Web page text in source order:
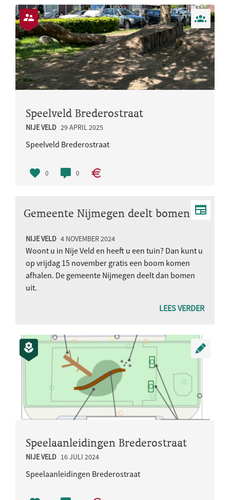
Speelveld Brederostraat
NIJE VELD 29 APRIL 2025
Speelveld Brederostraat
0 0
Gemeente Nijmegen deelt bomen
NIJE VELD 4 NOVEMBER 2024
Woont u in Nije Veld en heeft u een tuin? Dan kunt u
op vrijdag 15 november gratis een boom komen
afhalen. De gemeente Nijmegen deelt dan bomen
uit.
LEES VERDER
Speelaanleidingen Brederostraat
NIJE VELD 16 JULI 2024
Speelaanleidingen Brederostraat